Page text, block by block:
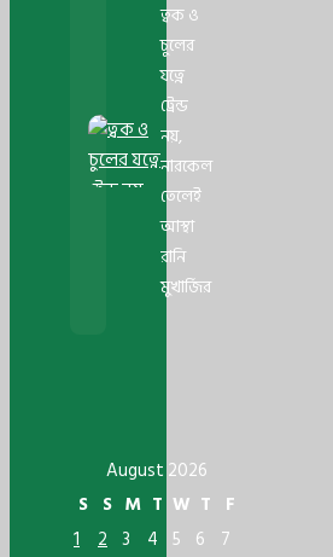
ত্বক ও
চুলের
যত্নে
ট্রেন্ড
নয়,
নারকেল
তেলেই
আস্থা
রানি
মুখার্জির
August 2026
S S M T W T F
1 2 3 4 5 6 7